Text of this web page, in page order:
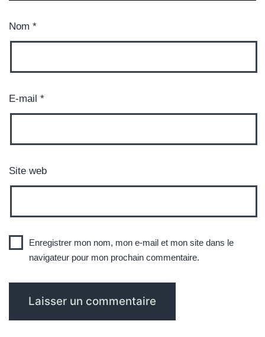
Nom *
E-mail *
Site web
Enregistrer mon nom, mon e-mail et mon site dans le
navigateur pour mon prochain commentaire.